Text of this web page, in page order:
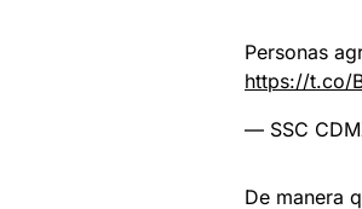
Personas
https://t.co/
— SSC
De manera